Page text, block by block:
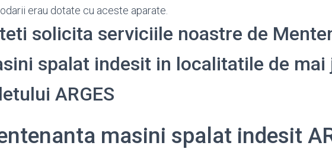
erau dotate cu aceste aparate.
solicita serviciile noastre de
spalat indesit in localitatile de mai
ARGES
masini spalat indesit